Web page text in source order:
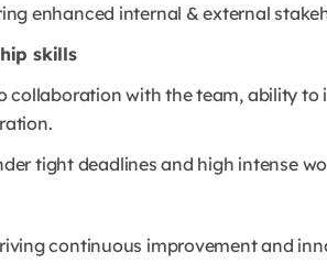
enhanced internal & external
skills
collaboration with the team, ability
tight deadlines and high intense
continuous improvement and